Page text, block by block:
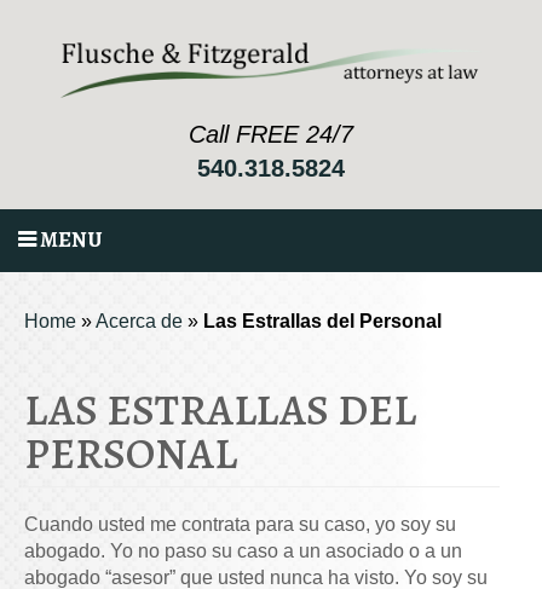
Call FREE 24/7
540.318.5824
MENU
Home »Acerca de » Las Estrallas del Personal
LAS ESTRALLAS DEL
PERSONAL
Cuando usted me contrata para su caso, yo soy su
abogado. Yo no paso su caso a un asociado o a un
abogado “asesor” que usted nunca ha visto. Yo soy su